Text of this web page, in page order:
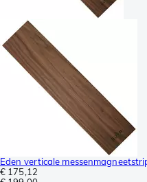
Eden verticale
€ 175,12